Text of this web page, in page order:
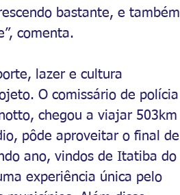
bastante, e também
comenta.
lazer e cultura
O comissário de polícia
chegou a viajar 503km
pôde aproveitar o final de
ano, vindos de Itatiba do
experiência única pelo